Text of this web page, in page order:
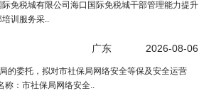
免税城有限公司海口国际免税城干部管理能力提升
训服务采..
广东 2026-08-06
的委托，拟对市社保局网络安全等保及安全运营
：市社保局网络安全..